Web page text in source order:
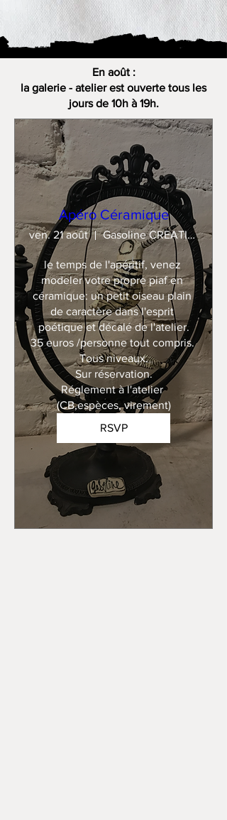
En août :
la galerie - atelier est ouverte tous les
jours de 10h à 19h.
Apéro Céramique
ven. 21 août Gasoline CREATION
le temps de l'apéritif, venez
modeler votre propre piaf en
céramique: un petit oiseau plain
de caractère dans l'esprit
poétique et décalé de l'atelier.
35 euros /personne tout compris.
Tous niveaux.
Sur réservation.
Réglement à l'atelier
(CB,espèces, virement)
RSVP